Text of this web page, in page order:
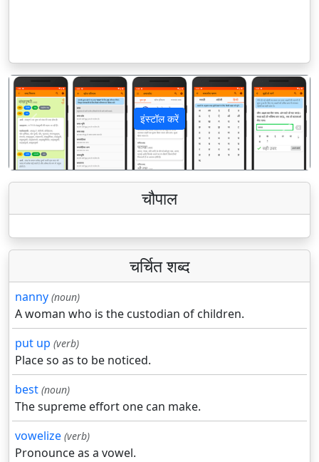
इंस्टॉल करें
पिछला अगला
चौपाल
चर्चित शब्द
nanny (noun)
A woman who is the custodian of children.
put up (verb)
Place so as to be noticed.
best (noun)
The supreme effort one can make.
vowelize (verb)
Pronounce as a vowel.